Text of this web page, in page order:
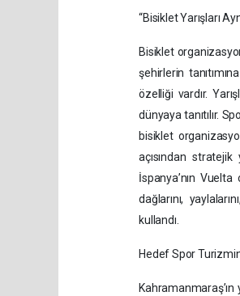
“Bisiklet Yarışları
Bisiklet
şehirlerin
özelliği vardır.
dünyaya tanıtılır.
bisiklet
açısından
İspanya’nın
dağlarını,
kullandı.
Hedef Spor